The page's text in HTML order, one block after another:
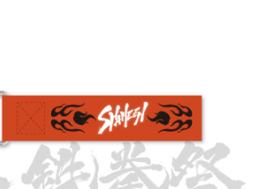
プレミアム会員とは
イアライヴ
ズ